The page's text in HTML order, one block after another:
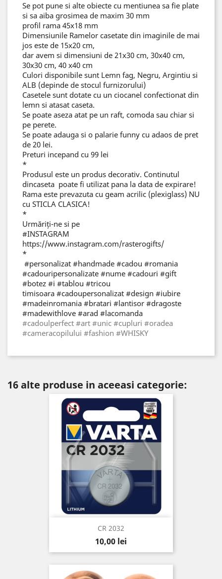
Se pot pune si alte obiecte cu mentiunea sa fie plate
si sa aiba grosimea de maxim 30 mm
profil rama 45x18 mm
Dimensiunile Ramelor casetate din imaginile de mai
jos este de 15x20 cm,
dar avem si dimensiuni de 21x30 cm, 30x40 cm,
30x30 cm, 40 x40 cm
Culori disponibile sunt Lemn fag, Negru, Argintiu si
ALB (depinde de stocul furnizorului)
Casetele sunt dotate cu un ciocanel confectionat din
lemn si atasat caseta.
Se poate aseza atat pe un raft, comoda sau chiar si
pe perete.
Se poate adauga si o palarie funny cu adaos de pret
de 20 lei.
Preturi incepand cu 99 lei
*
Produsul este un produs decorativ. Continutul
dincaseta poate fi utilizat pana la data de expirare!
Rama este prevazuta cu geam acrilic (plexiglass) NU
cu STICLA CLASICA!
*
Urmăriți-ne si pe
#INSTAGRAM
https://www.instagram.com/rasterogifts/
*
#personalizat #handmade #cadou #romania
#cadouripersonalizate #nume #cadouri #gift
#botez #i #tablou #tricou
timisoara #cadoupersonalizat #design #iubire
#madeinromania #bratari #lantisor #dragoste
#madewithlove #arad #lacomanda
#cadoulperfect #art #unic #cupluri #oradea
#cameracopilului #fashion #WHISKY
16 alte produse in aceeasi categorie:
CR 2032
Pret
10,00 lei